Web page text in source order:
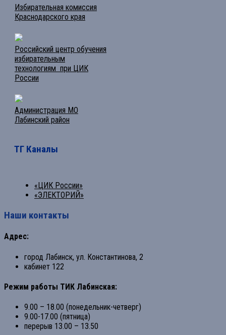
Избирательная комиссия
Краснодарского края
Российский центр обучения
избирательным
технологиям при ЦИК
России
Администрация МО
Лабинский район
ТГ Каналы
«ЦИК России»
«ЭЛЕКТОРИЙ»
Наши контакты
Адрес:
город Лабинск, ул. Константинова, 2
кабинет 122
Режим работы ТИК Лабинская:
9.00 – 18.00 (понедельник-четверг)
9.00-17.00 (пятница)
перерыв 13.00 – 13.50